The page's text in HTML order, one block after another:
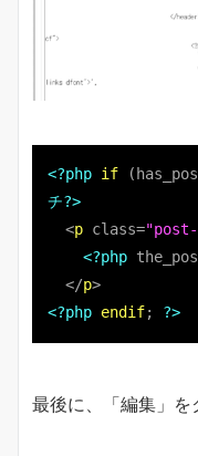
<?php if
チ?>
<p class=
<?php
</p>
<?php endif; ?>
最後に、「編集」を